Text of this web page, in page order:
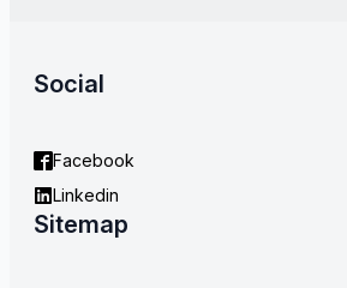
Social
Facebook
Linkedin
Sitemap